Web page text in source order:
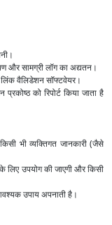
और सामग्री लॉग का अद्यतन।
लिंक वैलिडेशन सॉफ्टवेयर।
को रिपोर्ट किया जाता है
किसी भी व्यक्तिगत जानकारी (जैसे
के लिए उपयोग की जाएगी और किसी
उपाय अपनाती है।